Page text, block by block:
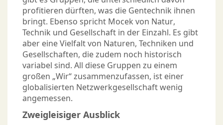
profitieren dürften, was die Gentechnik ihnen
bringt. Ebenso spricht Mocek von Natur,
Technik und Gesellschaft in der Einzahl. Es gibt
aber eine Vielfalt von Naturen, Techniken und
Gesellschaften, die zudem noch historisch
variabel sind. All diese Gruppen zu einem
großen „Wir“ zusammenzufassen, ist einer
globalisierten Netzwerkgesellschaft wenig
angemessen.
Zweigleisiger Ausblick